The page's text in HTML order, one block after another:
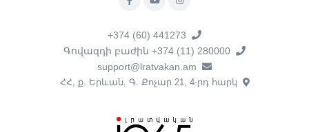
+374 (60) 441273
Գովազդի բաժին +374 (11) 280000
support@lratvakan.am
ՀՀ, ք. Երևան, Գ. Քոչար 21, 4-րդ հարկ